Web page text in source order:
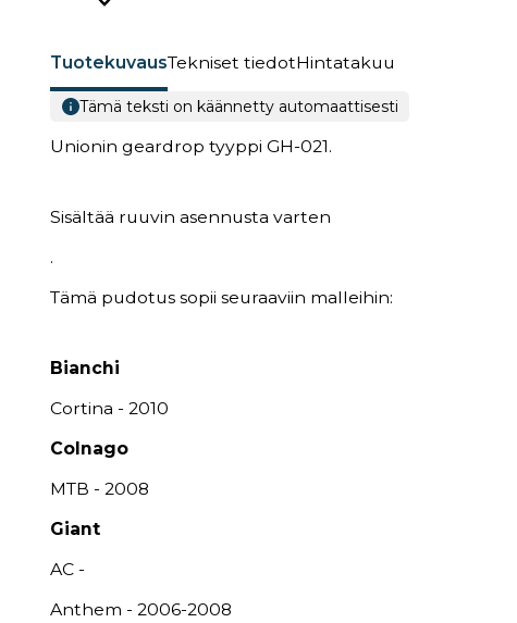
TuotekuvausTekniset tiedotHintatakuu
Tämä teksti on käännetty automaattisesti
Unionin geardrop tyyppi GH-021.
Sisältää ruuvin asennusta varten
.
Tämä pudotus sopii seuraaviin malleihin:
Bianchi
Cortina - 2010
Colnago
MTB - 2008
Giant
AC -
Anthem - 2006-2008